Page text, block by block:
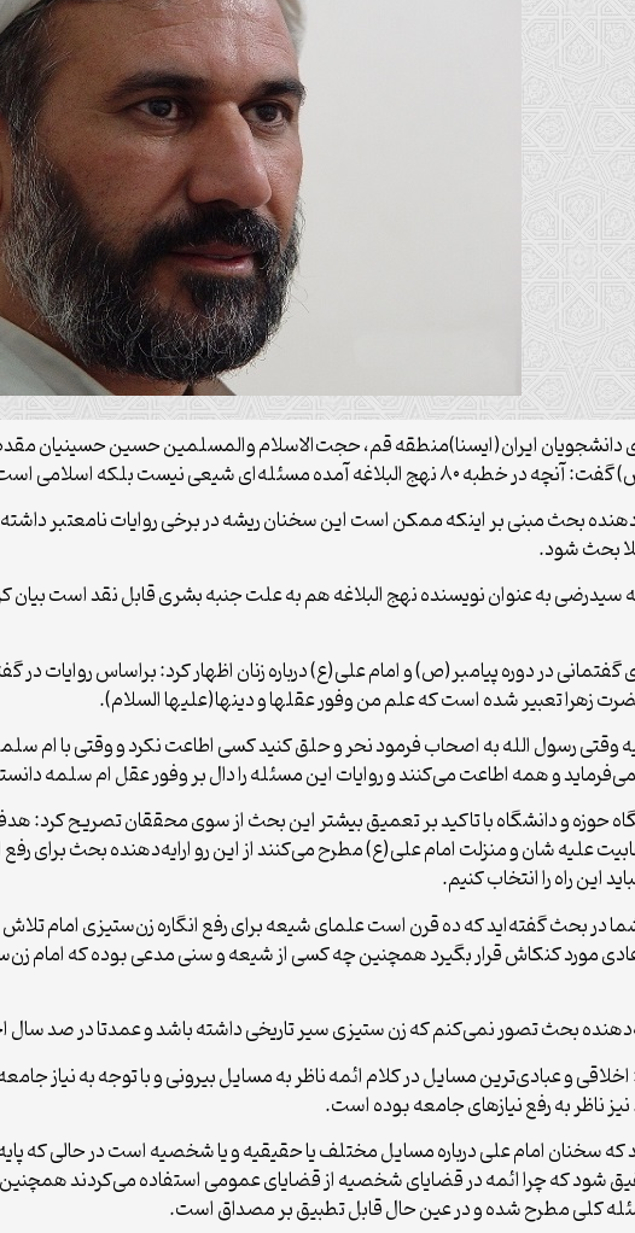
نیست بلکه اسلامی است از این رو باید در فضایی گفتمانی بحث شود.
بحث مبنی بر اینکه ممکن است این سخنان ریشه در برخی روایات نامعتبر داشته
بحث شود.
سیدرضی به عنوان نویسنده نهج البلاغه هم به علت جنبه بشری قابل نقد است
گفتمانی در دوره پیامبر(ص) و امام علی(ع) درباره زنان اظهار کرد: براساس روایات
زهرا تعبیر شده است که علم من وفور عقلها و دینها(علیها السلام).
وقتی رسول الله به اصحاب فرمود نحر و حلق کنید کسی اطاعت نکرد و وقتی با ام
و همه اطاعت می‌کنند و روایات این مسئله را دال بر وفور عقل ام سلمه
و دانشگاه با تاکید بر تعمیق بیشتر این بحث از سوی محققان تصریح کرد:
علیه شان و منزلت امام علی(ع) مطرح می‌کنند از این رو ارایه‌دهنده بحث برای رفع
این راه را انتخاب کنیم.
در بحث گفته‌‌اید که ده قرن است علمای شیعه برای رفع انگاره زن‌ستیزی امام تلاش
مورد کنکاش قرار بگیرد همچنین چه کسی از شیعه و سنی مدعی بوده که امام
بحث تصور نمی‌کنم که زن ستیزی سیر تاریخی داشته باشد و عمدتا در صد
و عبادی‌ترین مسایل در کلام ائمه ناظر به مسایل بیرونی و با توجه به
ناظر به رفع نیازهای جامعه بوده است.
که سخنان امام علی درباره مسایل مختلف یا حقیقیه و یا شخصیه است در حالی که
شود که چرا ائمه در قضایای شخصیه از قضایای عمومی استفاده می‌کردند
کلی مطرح شده و در عین حال قابل تطبیق بر مصداق است.